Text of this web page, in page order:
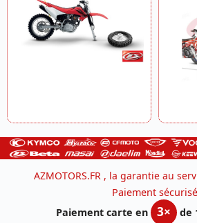
AZMOTORS.FR , la garantie au
Paiement sécurisé
Paiement carte en
3×
de